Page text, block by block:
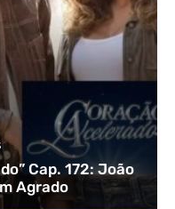
Cap. 172: João
Agrado